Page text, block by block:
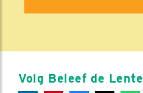
Volg Beleef de Lente